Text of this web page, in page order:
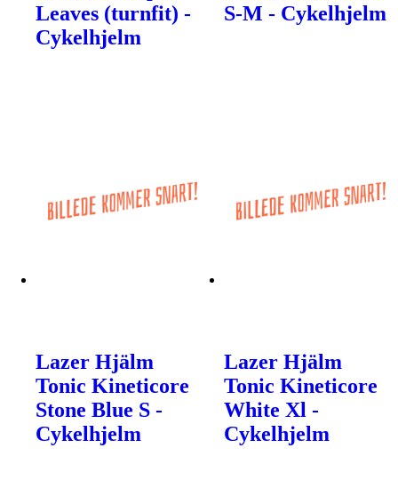
Leaves (turnfit) -
Cykelhjelm
S-M - Cykelhjelm
Lazer Hjälm
Tonic Kineticore
Stone Blue S -
Cykelhjelm
Lazer Hjälm
Tonic Kineticore
White Xl -
Cykelhjelm